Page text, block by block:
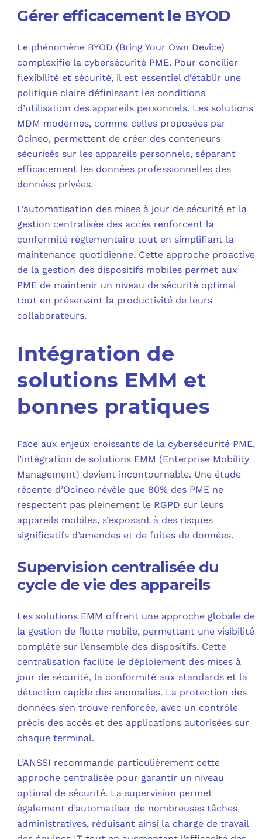
Gérer efficacement le BYOD
Le phénomène BYOD (Bring Your Own Device)
complexifie la cybersécurité PME. Pour concilier
flexibilité et sécurité, il est essentiel d’établir une
politique claire définissant les conditions
d’utilisation des appareils personnels. Les solutions
MDM modernes, comme celles proposées par
Ocineo, permettent de créer des conteneurs
sécurisés sur les appareils personnels, séparant
efficacement les données professionnelles des
données privées.
L’automatisation des mises à jour de sécurité et la
gestion centralisée des accès renforcent la
conformité réglementaire tout en simplifiant la
maintenance quotidienne. Cette approche proactive
de la gestion des dispositifs mobiles permet aux
PME de maintenir un niveau de sécurité optimal
tout en préservant la productivité de leurs
collaborateurs.
Intégration de
solutions EMM et
bonnes pratiques
Face aux enjeux croissants de la cybersécurité PME,
l’intégration de solutions EMM (Enterprise Mobility
Management) devient incontournable. Une étude
récente d’Ocineo révèle que 80% des PME ne
respectent pas pleinement le RGPD sur leurs
appareils mobiles, s’exposant à des risques
significatifs d’amendes et de fuites de données.
Supervision centralisée du
cycle de vie des appareils
Les solutions EMM offrent une approche globale de
la gestion de flotte mobile, permettant une visibilité
complète sur l’ensemble des dispositifs. Cette
centralisation facilite le déploiement des mises à
jour de sécurité, la conformité aux standards et la
détection rapide des anomalies. La protection des
données s’en trouve renforcée, avec un contrôle
précis des accès et des applications autorisées sur
chaque terminal.
L’ANSSI recommande particulièrement cette
approche centralisée pour garantir un niveau
optimal de sécurité. La supervision permet
également d’automatiser de nombreuses tâches
administratives, réduisant ainsi la charge de travail